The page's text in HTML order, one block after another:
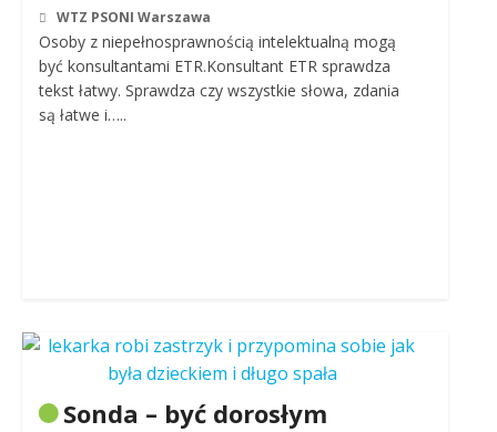
WTZ PSONI Warszawa
Osoby z niepełnosprawnością intelektualną mogą
być konsultantami ETR.Konsultant ETR sprawdza
tekst łatwy. Sprawdza czy wszystkie słowa, zdania
są łatwe i…..
Sonda – być dorosłym